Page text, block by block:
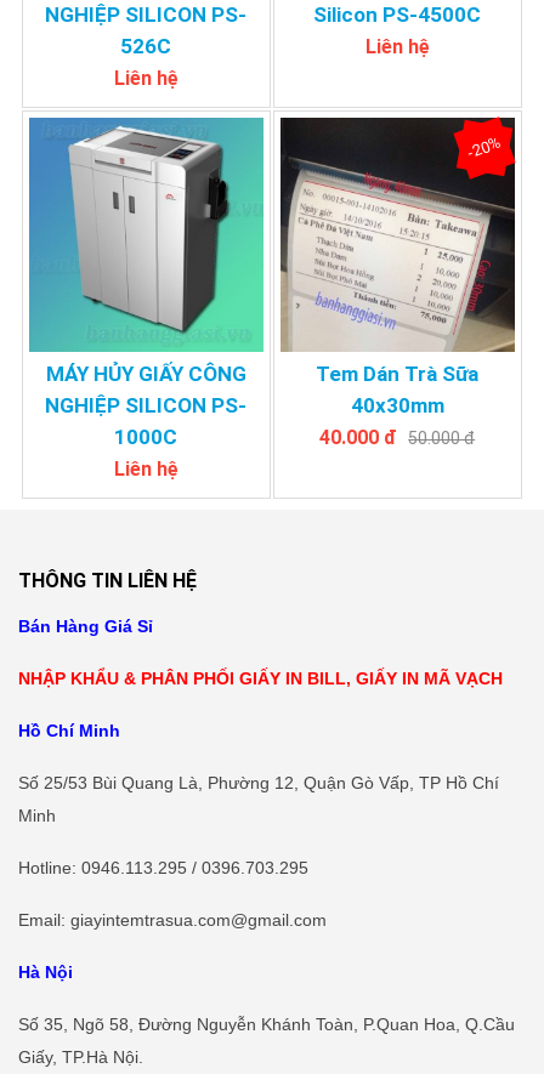
NGHIỆP SILICON PS-
526C
Liên hệ
Silicon PS-4500C
Liên hệ
MÁY HỦY GIẤY CÔNG
NGHIỆP SILICON PS-
1000C
Liên hệ
Tem Dán Trà Sữa
40x30mm
-20%
40.000 đ 50.000 đ
THÔNG TIN LIÊN HỆ
Bán Hàng Giá Sỉ
NHẬP KHẨU & PHÂN PHỐI GIẤY IN BILL, GIẤY IN MÃ VẠCH
Hồ Chí Minh
Số 25/53 Bùi Quang Là, Phường 12, Quận Gò Vấp, TP Hồ Chí
Minh
Hotline: 0946.113.295 / 0396.703.295
Email: giayintemtrasua.com@gmail.com
Hà Nội
Số 35, Ngõ 58, Đường Nguyễn Khánh Toàn, P.Quan Hoa, Q.Cầu
Giấy, TP.Hà Nội.